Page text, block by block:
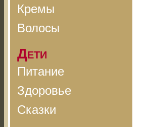
Кремы
Волосы
Дети
Питание
Здоровье
Сказки